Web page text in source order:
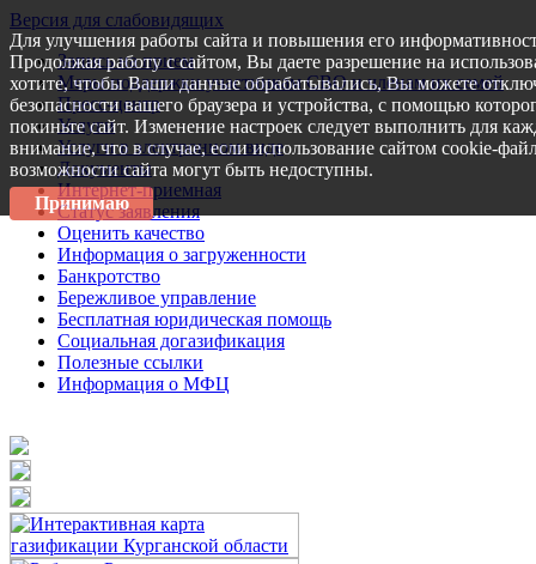
Версия для слабовидящих
Запись на прием
Меры поддержки участникам СВО и членам их семей
Пресс-центр
Услуги
Услуги в электронном виде
Документы
Интернет-приемная
Статус заявления
Оценить качество
Информация о загруженности
Банкротство
Бережливое управление
Бесплатная юридическая помощь
Социальная догазификация
Полезные ссылки
Информация о МФЦ
Для улучшения работы сайта и повышения его
Продолжая работу с сайтом, Вы даете разрешение на
хотите, чтобы Ваши данные обрабатывались, Вы можете
безопасности вашего браузера и устройства, с помощью
покиньте сайт. Изменение настроек следует выполнить для
внимание, что в случае, если использование сайтом cookie-
возможности сайта могут быть недоступны.
Принимаю